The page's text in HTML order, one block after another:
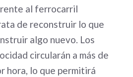
al ferrocarril
de reconstruir lo que
algo nuevo. Los
circularán a más de
hora, lo que permitirá